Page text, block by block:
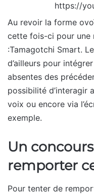
https://
Au revoir la forme
cette fois-ci pour une
:Tamagotchi Smart.
d’ailleurs pour
absentes des
possibilité d’interagir
voix ou encore via
exemple.
Un
remporter
Pour tenter de